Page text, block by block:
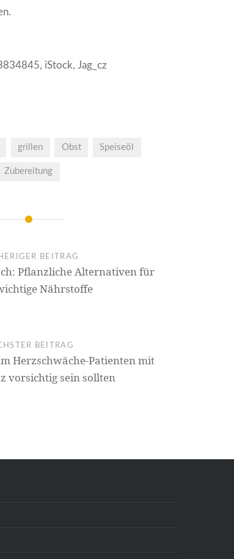
iStock, Jag_cz
grillen Obst Speiseöl
Zubereitung
BEITRAG
Pflanzliche Alternativen für
Nährstoffe
BEITRAG
Herzschwäche-Patienten mit
vorsichtig sein sollten